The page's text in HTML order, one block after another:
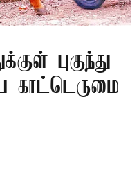
புகுந்து
காட்டெருமை